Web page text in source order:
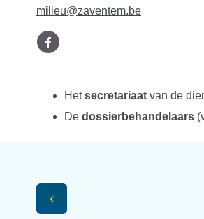
E-
mail
milieu@zaventem.be
VolgFacebook
Openingsuren
Hetsecretariaat van de
De dossierbehandelaars